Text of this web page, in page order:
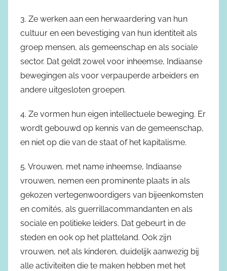
3. Ze werken aan een herwaardering van hun
cultuur en een bevestiging van hun identiteit als
groep mensen, als gemeenschap en als sociale
sector. Dat geldt zowel voor inheemse, Indiaanse
bewegingen als voor verpauperde arbeiders en
andere uitgesloten groepen.
4. Ze vormen hun eigen intellectuele beweging. Er
wordt gebouwd op kennis van de gemeenschap,
en niet op die van de staat of het kapitalisme.
5. Vrouwen, met name inheemse, Indiaanse
vrouwen, nemen een prominente plaats in als
gekozen vertegenwoordigers van bijeenkomsten
en comités, als guerrillacommandanten en als
sociale en politieke leiders. Dat gebeurt in de
steden en ook op het platteland. Ook zijn
vrouwen, net als kinderen, duidelijk aanwezig bij
alle activiteiten die te maken hebben met het